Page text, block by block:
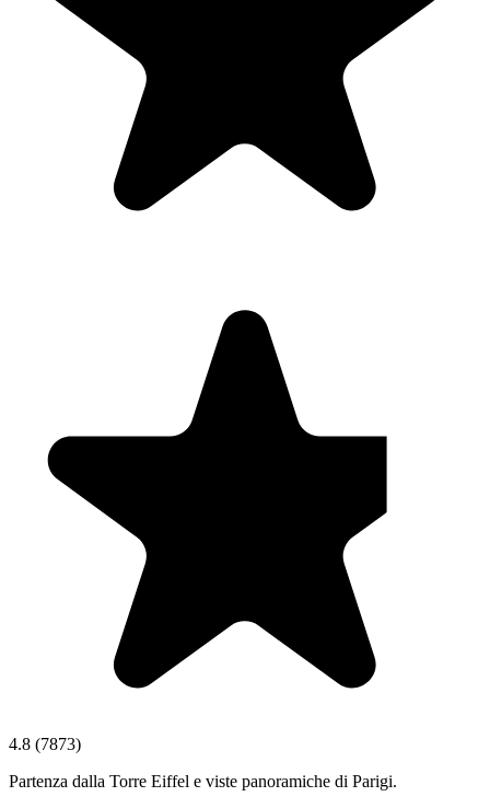
4.8 (7873)
Partenza dalla Torre Eiffel e viste panoramiche di Parigi.